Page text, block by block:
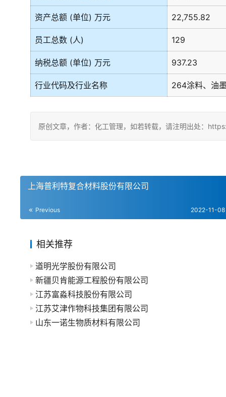
资产总额 (单位) 万元 22,755.82
员工总数 (人) 129
纳税总额 (单位) 万元 937.23
行业代码及行业名称 264涂料、油
原创文章，作者：化工管理，如若转载，请注明出处：
上海普利特复合材料股份有限公司
Previous 2022-11-08
相关推荐
道明光学股份有限公司
新疆贝肯能源工程股份有限公司
江苏富淼科技股份有限公司
江苏艾津作物科技集团有限公司
山东一诺生物质材料有限公司